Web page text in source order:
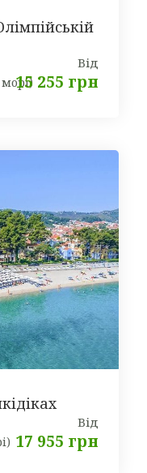
Від
15 255 грн
Від
17 955 грн